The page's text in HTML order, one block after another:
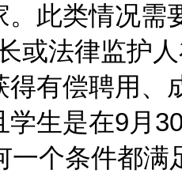
。此类情况需
法律监护人
得有偿聘用、
学生是在9月
个条件都满